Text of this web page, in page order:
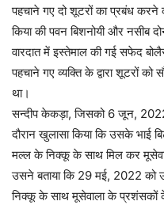
पहचाने गए दो शूटरों का प्रबंध
किया की पवन बिशनोयी और नसीब
वारदात में इस्तेमाल की गई सफेद
पहचाने गए व्यक्ति के द्वारा शूटरों को
था।
सन्दीप केकड़ा, जिसको 6 जून, 2022
दौरान खुलासा किया कि उसके भाई
मल्ल के निक्कू के साथ मिल कर
उसने बताया कि 29 मई, 2022 को
निक्कू के साथ मूसेवाला के प्रशंसकों